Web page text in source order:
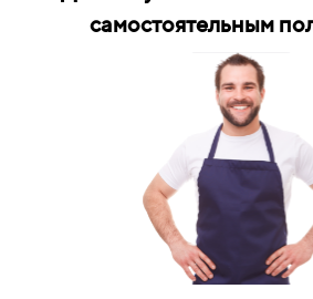
самостоятельным